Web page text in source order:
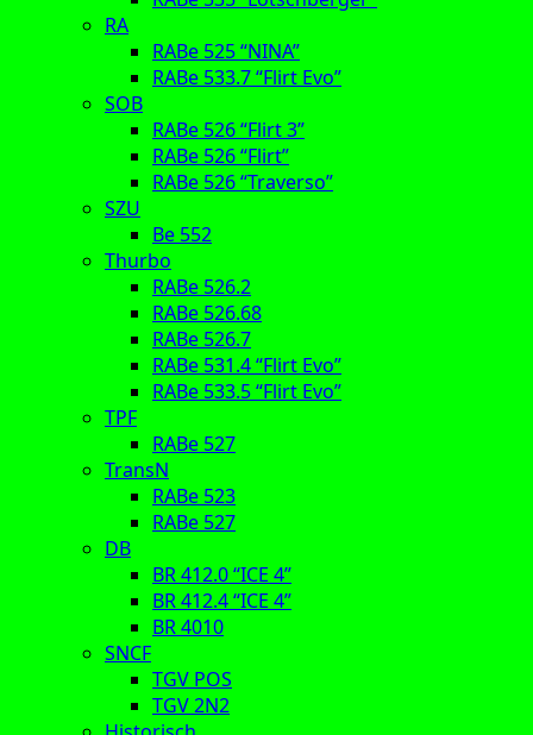
RA
RABe 525 “NINA”
RABe 533.7 “Flirt Evo”
SOB
RABe 526 “Flirt 3”
RABe 526 “Flirt”
RABe 526 “Traverso”
SZU
Be 552
Thurbo
RABe 526.2
RABe 526.68
RABe 526.7
RABe 531.4 “Flirt Evo”
RABe 533.5 “Flirt Evo”
TPF
RABe 527
TransN
RABe 523
RABe 527
DB
BR 412.0 “ICE 4”
BR 412.4 “ICE 4”
BR 4010
SNCF
TGV POS
TGV 2N2